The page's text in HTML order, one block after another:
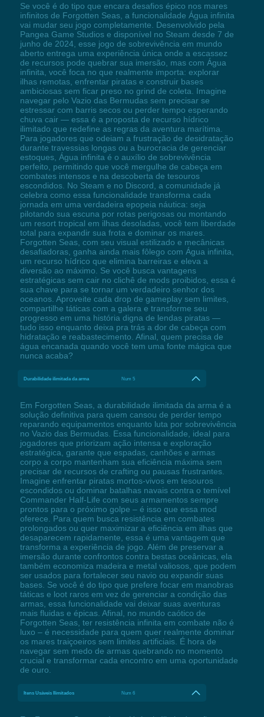
Se você é do tipo que encara desafios épico nos mares
infinitos de Forgotten Seas, a funcionalidade Água infinita
vai mudar seu jogo completamente. Desenvolvido pela
Pangea Game Studios e disponível no Steam desde 7 de
junho de 2024, esse jogo de sobrevivência em mundo
aberto entrega uma experiência única onde a escassez
de recursos pode quebrar sua imersão, mas com Água
infinita, você foca no que realmente importa: explorar
ilhas remotas, enfrentar piratas e construir bases
ambiciosas sem ficar preso no grind de coleta. Imagine
navegar pelo Vazio das Bermudas sem precisar se
estressar com barris secos ou perder tempo esperando
chuva cair — essa é a proposta de recurso hídrico
ilimitado que redefine as regras da aventura marítima.
Para jogadores que odeiam a frustração de desidratação
durante travessias longas ou a burocracia de gerenciar
estoques, Água infinita é o auxílio de sobrevivência
perfeito, permitindo que você mergulhe de cabeça em
combates intensos e na descoberta de tesouros
escondidos. No Steam e no Discord, a comunidade já
celebra como essa funcionalidade transforma cada
jornada em uma verdadeira epopeia náutica: seja
pilotando sua escuna por rotas perigosas ou montando
um resort tropical em ilhas desoladas, você tem liberdade
total para expandir sua frota e dominar os mares.
Forgotten Seas, com seu visual estilizado e mecânicas
desafiadoras, ganha ainda mais fôlego com Água infinita,
um recurso hídrico que elimina barreiras e eleva a
diversão ao máximo. Se você busca vantagens
estratégicas sem cair no clichê de mods proibidos, essa é
sua chave para se tornar um verdadeiro senhor dos
oceanos. Aproveite cada drop de gameplay sem limites,
compartilhe táticas com a galera e transforme seu
progresso em uma história digna de lendas piratas —
tudo isso enquanto deixa pra trás a dor de cabeça com
hidratação e reabastecimento. Afinal, quem precisa de
água encanada quando você tem uma fonte mágica que
nunca acaba?
Durabilidade ilimitada da arma Num 5
Em Forgotten Seas, a durabilidade ilimitada da arma é a
solução definitiva para quem cansou de perder tempo
reparando equipamentos enquanto luta por sobrevivência
no Vazio das Bermudas. Essa funcionalidade, ideal para
jogadores que priorizam ação intensa e exploração
estratégica, garante que espadas, canhões e armas
corpo a corpo mantenham sua eficiência máxima sem
precisar de recursos de crafting ou pausas frustrantes.
Imagine enfrentar piratas mortos-vivos em tesouros
escondidos ou dominar batalhas navais contra o temível
Commander Half-Life com seus armamentos sempre
prontos para o próximo golpe – é isso que essa mod
oferece. Para quem busca resistência em combates
prolongados ou quer maximizar a eficiência em ilhas que
desaparecem rapidamente, essa é uma vantagem que
transforma a experiência de jogo. Além de preservar a
imersão durante confrontos contra bestas oceânicas, ela
também economiza madeira e metal valiosos, que podem
ser usados para fortalecer seu navio ou expandir suas
bases. Se você é do tipo que prefere focar em manobras
táticas e loot raros em vez de gerenciar a condição das
armas, essa funcionalidade vai deixar suas aventuras
mais fluidas e épicas. Afinal, no mundo caótico de
Forgotten Seas, ter resistência infinita em combate não é
luxo – é necessidade para quem quer realmente dominar
os mares traiçoeiros sem limites artificiais. É hora de
navegar sem medo de armas quebrando no momento
crucial e transformar cada encontro em uma oportunidade
de ouro.
Itens Usáveis Ilimitados Num 6